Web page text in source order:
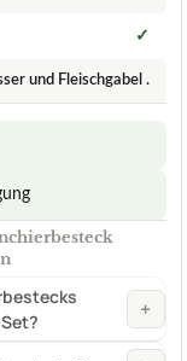
✓
und Fleischgabel .
+